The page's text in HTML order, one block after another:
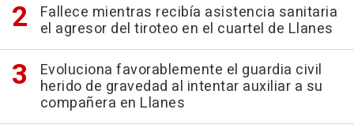
Fallece mientras recibía asistencia sanitaria
el agresor del tiroteo en el cuartel de Llanes
Evoluciona favorablemente el guardia civil
herido de gravedad al intentar auxiliar a su
compañera en Llanes